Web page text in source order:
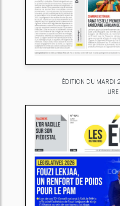
ÉDITION DU MARDI
LIRE